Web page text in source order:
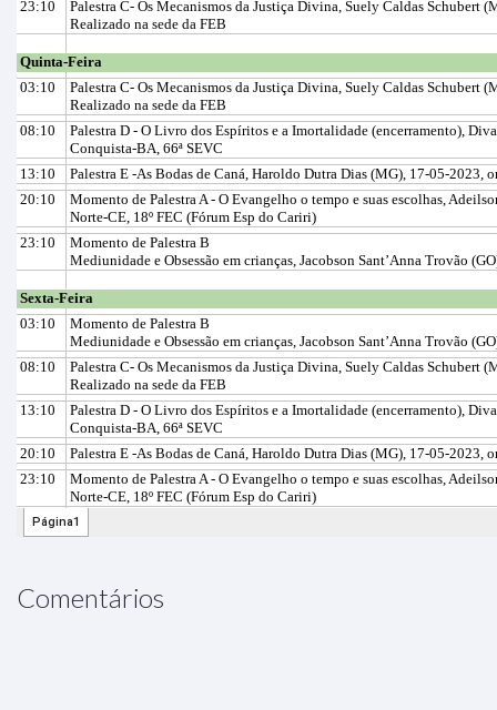
Comentários